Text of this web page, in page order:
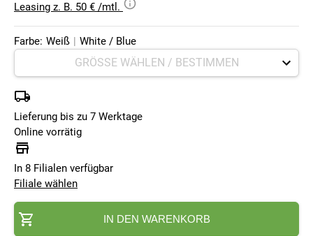
Leasing z. B. 50 € /mtl.
Farbe: Weiß | White / Blue
Lieferung bis zu 7 Werktage
Online vorrätig
In 8 Filialen verfügbar
Filiale wählen
IN DEN WARENKORB